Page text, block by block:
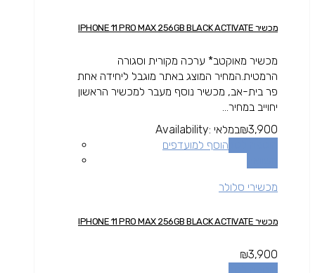
מכשיר IPHONE 11 PRO MAX 256GB BLACK ACTIVATE
מכשיר מאוקטב* ערכה מקורית וסגורה
הרמטית.המחיר המוצג באתר מוגבל ליחידה אחת
פר בית-אב, מכשיר נוסף מעבר למכשיר הראשון
יחוייב במחיר...
₪3,900
Availability: במלאי
הוסף למועדפים
מכשירי סלולר
מכשיר IPHONE 11 PRO MAX 256GB BLACK ACTIVATE
₪3,900